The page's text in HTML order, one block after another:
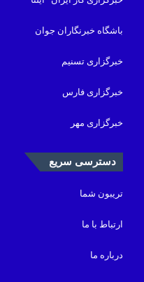
باشگاه خبرنگاران جوان
خبرگزاری تسنیم
خبرگزاری فارس
خبرگزاری مهر
دسترسی سریع
تریبون شما
ارتباط با ما
درباره ما